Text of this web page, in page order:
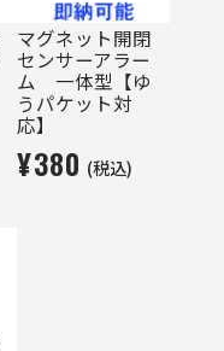
マグネット開閉
センサーアラー
ム 一体型【ゆ
うパケット対
応】
¥380 (税込)